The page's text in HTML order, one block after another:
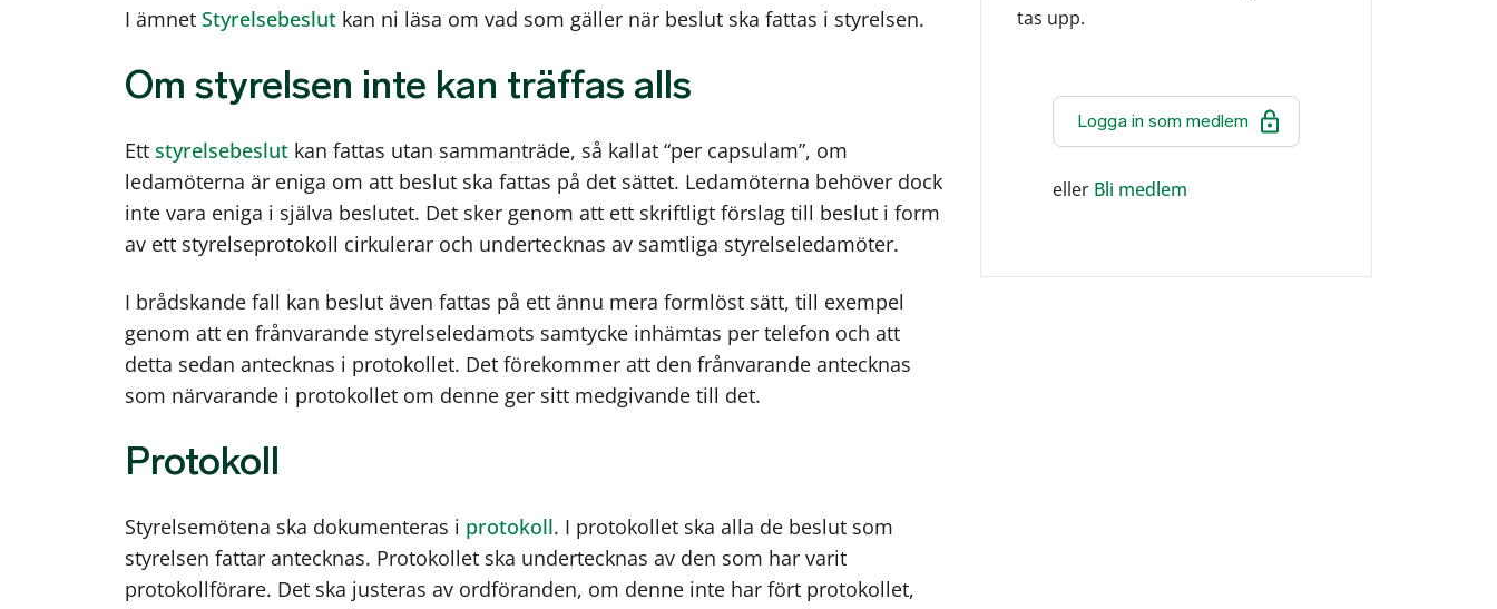
tas upp.
Logga in som medlem
eller Bli medlem
I ämnet Styrelsebeslutkan ni läsa om vad som gäller när beslut ska fattas i styrelsen.
Om styrelsen inte kan träffas alls
Ett styrelsebeslutkan fattas utan sammanträde, så kallat “per capsulam”, om
ledamöterna är eniga om att beslut ska fattas på det sättet. Ledamöterna behöver dock
inte vara eniga i själva beslutet. Det sker genom att ett skriftligt förslag till beslut i form
av ett styrelseprotokoll cirkulerar och undertecknas av samtliga styrelseledamöter.
I brådskande fall kan beslut även fattas på ett ännu mera formlöst sätt, till exempel
genom att en frånvarande styrelseledamots samtycke inhämtas per telefon och att
detta sedan antecknas i protokollet. Det förekommer att den frånvarande antecknas
som närvarande i protokollet om denne ger sitt medgivande till det.
Protokoll
Styrelsemötena ska dokumenteras i protokoll. I protokollet ska alla de beslut som
styrelsen fattar antecknas. Protokollet ska undertecknas av den som har varit
protokollförare. Det ska justeras av ordföranden, om denne inte har fört protokollet,